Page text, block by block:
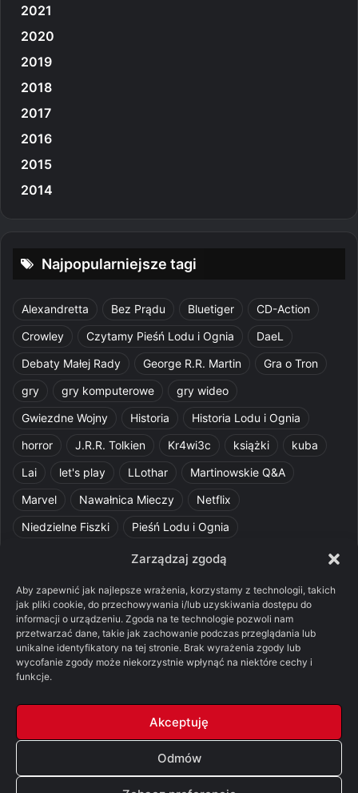
Zarządzaj zgodą
Aby zapewnić jak najlepsze wrażenia, korzystamy z technologii, takich
jak pliki cookie, do przechowywania i/lub uzyskiwania dostępu do
informacji o urządzeniu. Zgoda na te technologie pozwoli nam
przetwarzać dane, takie jak zachowanie podczas przeglądania lub
unikalne identyfikatory na tej stronie. Brak wyrażenia zgody lub
wycofanie zgody może niekorzystnie wpłynąć na niektóre cechy i
funkcje.
Akceptuję
Odmów
2021
2020
2019
2018
2017
2016
2015
2014
Najpopularniejsze tagi
Alexandretta Bez Prądu Bluetiger
CD-Action
Crowley
Czytamy Pieśń Lodu i Ognia
DaeL
Debaty Małej Rady
George R.R. Martin
Gra o Tron
gry
gry komputerowe
gry wideo
Gwiezdne Wojny
Historia
Historia Lodu i Ognia
horror
J.R.R. Tolkien Kr4wi3c książki
kuba
Lai
let's play LLothar
Martinowskie Q&A
Marvel
Nawałnica Mieczy
Netflix
Niedzielne Fiszki
Pieśń Lodu i Ognia
Pquelim
Pytania do maesterów
recenzja książki
Ród Smoka Silmarillion
SithFrog
Starcie Królów
Star Wars
Szalone Teorie
Tolkienowskie Q&A
Voo
Wieści z Cytadeli
© Copyright 2026, All Rights Reserved | FSGK.PL